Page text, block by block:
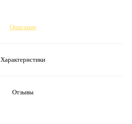
Описание
Характеристики
Отзывы